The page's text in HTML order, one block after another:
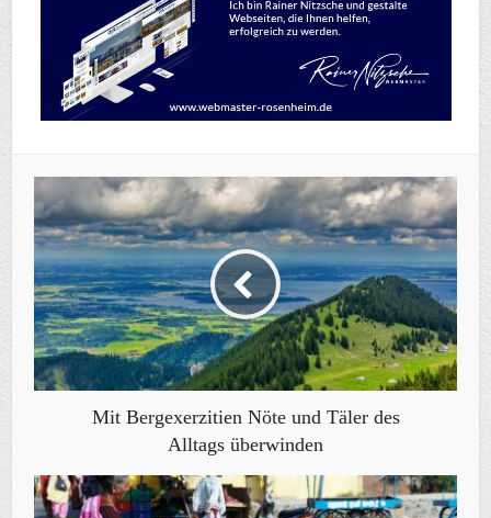
Mit Bergexerzitien Nöte und Täler des
Alltags überwinden